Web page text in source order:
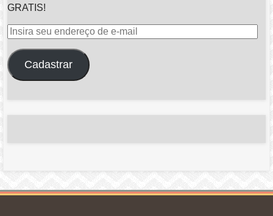
GRATIS!
Insira
endereço
de
Cadastrar